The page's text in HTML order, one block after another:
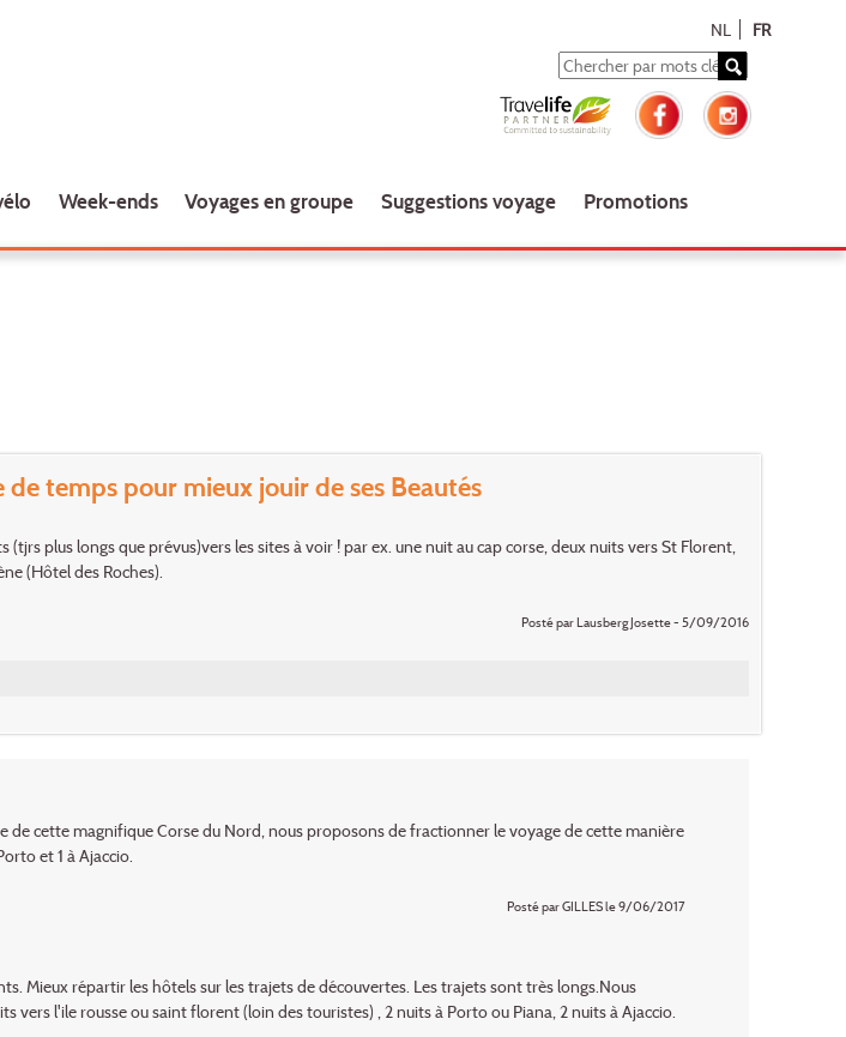
NL FR
Week-ends Voyages en groupe Suggestions voyage Promotions
de temps pour mieux jouir de ses Beautés
plus longs que prévus)vers les sites à voir ! par ex. une nuit au cap corse, deux nuits vers St Florent,
(Hôtel des Roches).
Posté par Lausberg Josette - 5/09/2016
de cette magnifique Corse du Nord, nous proposons de fractionner le voyage de cette manière
et 1 à Ajaccio.
Posté par GILLES le 9/06/2017
Mieux répartir les hôtels sur les trajets de découvertes. Les trajets sont très longs.Nous
vers l'ile rousse ou saint florent (loin des touristes) , 2 nuits à Porto ou Piana, 2 nuits à Ajaccio.